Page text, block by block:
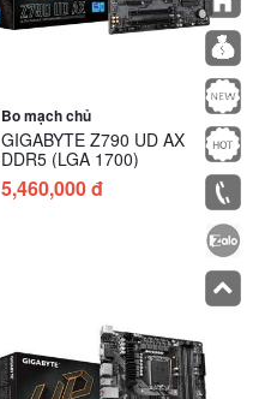
Bo mạch chủ
GIGABYTE Z790 UD AX
DDR5 (LGA 1700)
5,460,000 đ